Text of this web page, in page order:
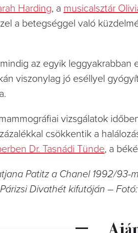
Harding, a musicalsztár
a betegséggel való
az egyik
viszonylag jó eséllyel
vizsgálatok
csökkentik a
Dr. Tasnádi Tünde, a
Patitz a Chanel 1992/
Divathét kifutóján –